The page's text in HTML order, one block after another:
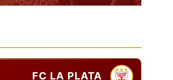
FC LA PLATA